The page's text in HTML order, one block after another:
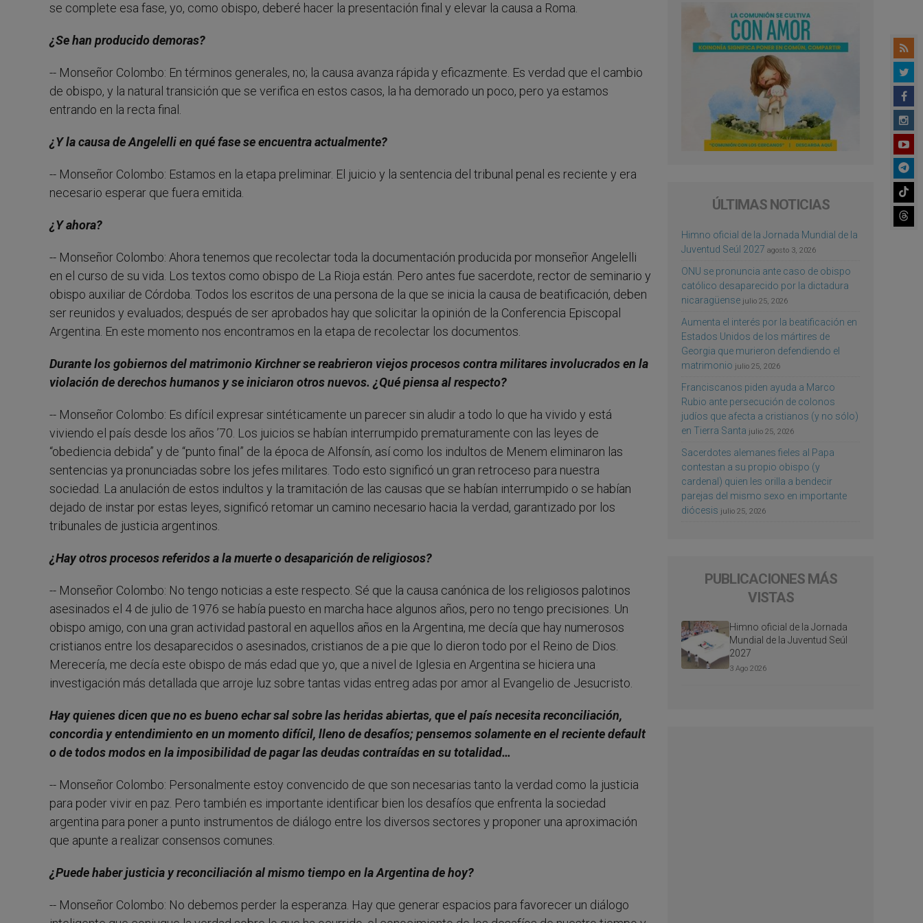
se complete esa fase, yo, como obispo, deberé hacer la presentación final y elevar la causa a Roma.
¿Se han producido demoras?
-- Monseñor Colombo: En términos generales, no; la causa avanza rápida y eficazmente. Es verdad que el cambio
de obispo, y la natural transición que se verifica en estos casos, la ha demorado un poco, pero ya estamos
entrando en la recta final.
¿Y la causa de Angelelli en qué fase se encuentra actualmente?
-- Monseñor Colombo: Estamos en la etapa preliminar. El juicio y la sentencia del tribunal penal es reciente y era
necesario esperar que fuera emitida.
¿Y ahora?
-- Monseñor Colombo: Ahora tenemos que recolectar toda la documentación producida por monseñor Angelelli
en el curso de su vida. Los textos como obispo de La Rioja están. Pero antes fue sacerdote, rector de seminario y
obispo auxiliar de Córdoba. Todos los escritos de una persona de la que se inicia la causa de beatificación, deben
ser reunidos y evaluados; después de ser aprobados hay que solicitar la opinión de la Conferencia Episcopal
Argentina. En este momento nos encontramos en la etapa de recolectar los documentos.
Durante los gobiernos del matrimonio Kirchner se reabrieron viejos procesos contra militares involucrados en la
violación de derechos humanos y se iniciaron otros nuevos. ¿Qué piensa al respecto?
-- Monseñor Colombo: Es difícil expresar sintéticamente un parecer sin aludir a todo lo que ha vivido y está
viviendo el país desde los años ’70. Los juicios se habían interrumpido prematuramente con las leyes de
“obediencia debida” y de “punto final” de la época de Alfonsín, así como los indultos de Menem eliminaron las
sentencias ya pronunciadas sobre los jefes militares. Todo esto significó un gran retroceso para nuestra
sociedad. La anulación de estos indultos y la tramitación de las causas que se habían interrumpido o se habían
dejado de instar por estas leyes, significó retomar un camino necesario hacia la verdad, garantizado por los
tribunales de justicia argentinos.
¿Hay otros procesos referidos a la muerte o desaparición de religiosos?
-- Monseñor Colombo: No tengo noticias a este respecto. Sé que la causa canónica de los religiosos palotinos
asesinados el 4 de julio de 1976 se había puesto en marcha hace algunos años, pero no tengo precisiones. Un
obispo amigo, con una gran actividad pastoral en aquellos años en la Argentina, me decía que hay numerosos
cristianos entre los desaparecidos o asesinados, cristianos de a pie que lo dieron todo por el Reino de Dios.
Merecería, me decía este obispo de más edad que yo, que a nivel de Iglesia en Argentina se hiciera una
investigación más detallada que arroje luz sobre tantas vidas entreg adas por amor al Evangelio de Jesucristo.
Hay quienes dicen que no es bueno echar sal sobre las heridas abiertas, que el país necesita reconciliación,
concordia y entendimiento en un momento difícil, lleno de desafíos; pensemos solamente en el reciente default
o de todos modos en la imposibilidad de pagar las deudas contraídas en su totalidad…
-- Monseñor Colombo: Personalmente estoy convencido de que son necesarias tanto la verdad como la justicia
para poder vivir en paz. Pero también es importante identificar bien los desafíos que enfrenta la sociedad
argentina para poner a punto instrumentos de diálogo entre los diversos sectores y proponer una aproximación
que apunte a realizar consensos comunes.
¿Puede haber justicia y reconciliación al mismo tiempo en la Argentina de hoy?
-- Monseñor Colombo: No debemos perder la esperanza. Hay que generar espacios para favorecer un diálogo
ÚLTIMAS NOTICIAS
Himno oficial de la Jornada Mundial de la
Juventud Seúl 2027 agosto 3, 2026
ONU se pronuncia ante caso de obispo
católico desaparecido por la dictadura
nicaragüense julio 25, 2026
Aumenta el interés por la beatificación en
Estados Unidos de los mártires de
Georgia que murieron defendiendo el
matrimonio julio 25, 2026
Franciscanos piden ayuda a Marco
Rubio ante persecución de colonos
judíos que afecta a cristianos (y no sólo)
en Tierra Santa julio 25, 2026
Sacerdotes alemanes fieles al Papa
contestan a su propio obispo (y
cardenal) quien les orilla a bendecir
parejas del mismo sexo en importante
diócesis julio 25, 2026
PUBLICACIONES MÁS
VISTAS
Himno oficial de la Jornada
Mundial de la Juventud Seúl
2027
3 Ago 2026